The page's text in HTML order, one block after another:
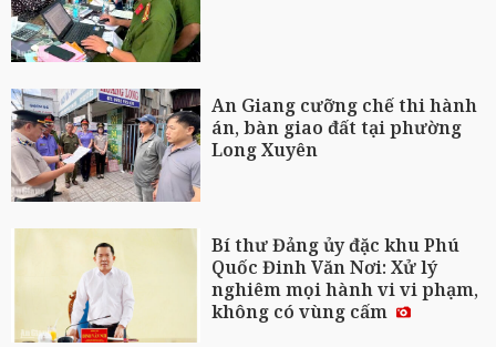
An Giang cưỡng chế thi hành
án, bàn giao đất tại phường
Long Xuyên
Bí thư Đảng ủy đặc khu Phú
Quốc Đinh Văn Nơi: Xử lý
nghiêm mọi hành vi vi phạm,
không có vùng cấm